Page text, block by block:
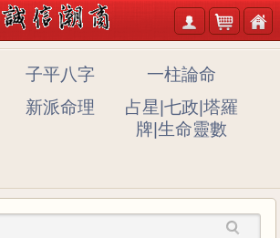
子平八字
一柱論命
新派命理
占星|七政|塔羅
牌|生命靈數